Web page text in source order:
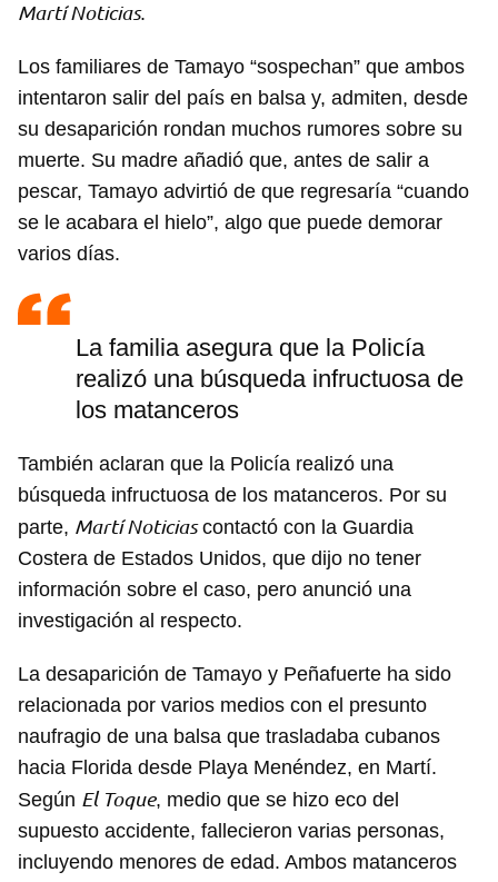
Martí Noticias.
Los familiares de Tamayo “sospechan” que ambos
intentaron salir del país en balsa y, admiten, desde
su desaparición rondan muchos rumores sobre su
muerte. Su madre añadió que, antes de salir a
pescar, Tamayo advirtió de que regresaría “cuando
se le acabara el hielo”, algo que puede demorar
varios días.
La familia asegura que la Policía
realizó una búsqueda infructuosa de
los matanceros
También aclaran que la Policía realizó una
búsqueda infructuosa de los matanceros. Por su
parte, Martí Noticiascontactó con la Guardia
Costera de Estados Unidos, que dijo no tener
información sobre el caso, pero anunció una
investigación al respecto.
La desaparición de Tamayo y Peñafuerte ha sido
relacionada por varios medios con el presunto
naufragio de una balsa que trasladaba cubanos
hacia Florida desde Playa Menéndez, en Martí.
Según El Toque, medio que se hizo eco del
supuesto accidente, fallecieron varias personas,
incluyendo menores de edad. Ambos matanceros